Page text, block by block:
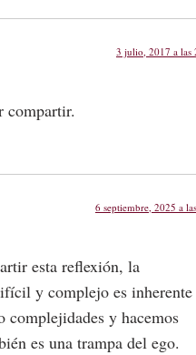
3 julio, 2017 a las
compartir.
6 septiembre, 2025 a
esta reflexión, la
y complejo es inherente
complejidades y hacemos
es una trampa del ego.